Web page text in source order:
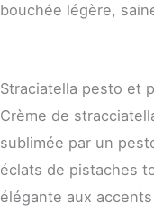
bouchée légère,
Straciatella pesto et
Crème de
sublimée par un
éclats de pistaches
élégante aux